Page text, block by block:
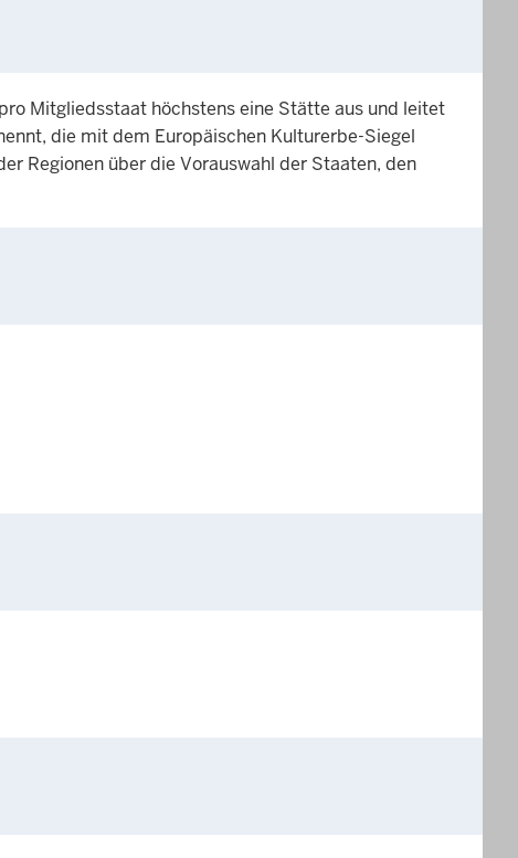
Mitgliedsstaat höchstens eine Stätte aus und leitet
die mit dem Europäischen Kulturerbe-Siegel
Regionen über die Vorauswahl der Staaten, den